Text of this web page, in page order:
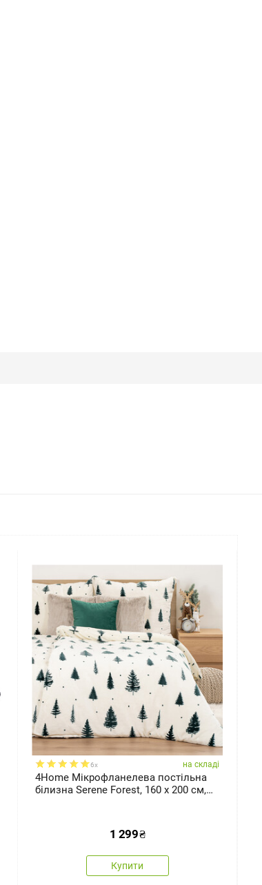
6x на складі
4Home Мікрофланелева постільна
білизна Serene Forest, 160 x 200 см,
1 299₴
Купити